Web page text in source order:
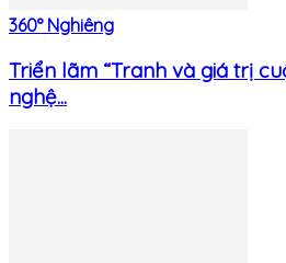
360° Nghiêng
Triển lãm “Tranh và giá trị
nghệ...